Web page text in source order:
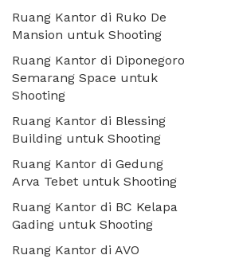
Ruang Kantor di Ruko De
Mansion untuk Shooting
Ruang Kantor di Diponegoro
Semarang Space untuk
Shooting
Ruang Kantor di Blessing
Building untuk Shooting
Ruang Kantor di Gedung
Arva Tebet untuk Shooting
Ruang Kantor di BC Kelapa
Gading untuk Shooting
Ruang Kantor di AVO